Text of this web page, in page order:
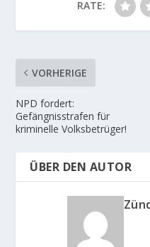
RATE:
VORHERIGE
NPD fordert:
Gefängnisstrafen für
kriminelle Volksbetrüger!
ÜBER DEN AUTOR